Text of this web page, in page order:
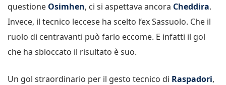
questione Osimhen, ci si aspettava ancora Cheddira.
Invece, il tecnico leccese ha scelto l’ex Sassuolo. Che il
ruolo di centravanti può farlo eccome. E infatti il gol
che ha sbloccato il risultato è suo.
Un gol straordinario per il gesto tecnico di Raspadori,